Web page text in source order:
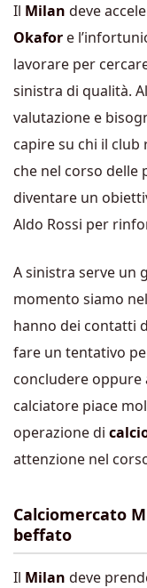
Il Milan deve
Okafor e
lavorare per
sinistra di qualità.
valutazione e
capire su chi il club
che nel corso
diventare un
Aldo Rossi per
A sinistra serve un
momento siamo
hanno dei contatti
fare un tentativo
concludere
calciatore piace
operazione di
attenzione nel
Calciomercato
beffato
Il Milan deve